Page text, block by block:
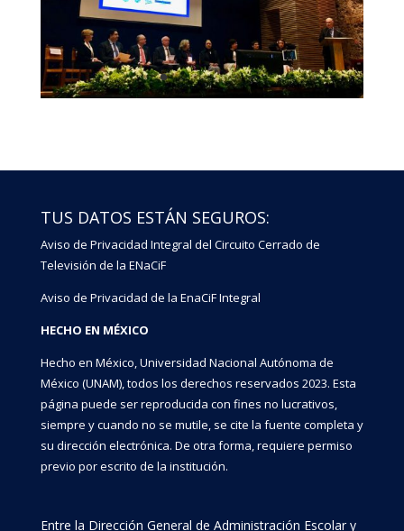
TUS DATOS ESTÁN SEGUROS:
Aviso de Privacidad Integral del Circuito Cerrado de
Televisión de la ENaCiF
Aviso de Privacidad de la EnaCiF Integral
HECHO EN MÉXICO
Hecho en México, Universidad Nacional Autónoma de
México (UNAM), todos los derechos reservados 2023. Esta
página puede ser reproducida con fines no lucrativos,
siempre y cuando no se mutile, se cite la fuente completa y
su dirección electrónica. De otra forma, requiere permiso
previo por escrito de la institución.
Entre la Dirección General de Administración Escolar y